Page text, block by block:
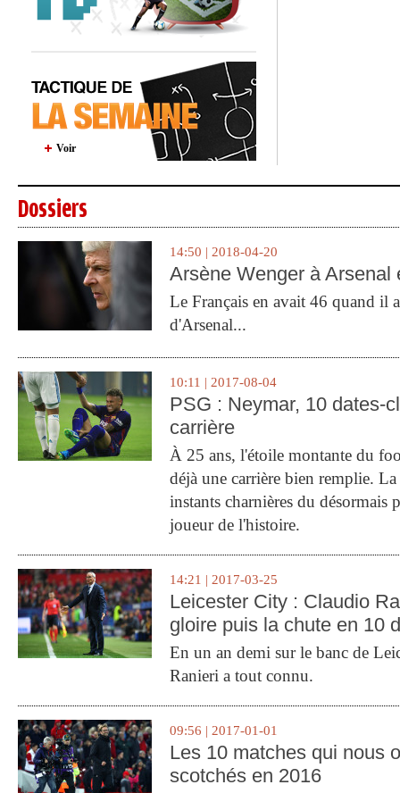
Voir
Dossiers
14:50 | 2018-04-20
Arsène Wenger à Arsenal
Le Français en avait 46 quand il
d'Arsenal...
10:11 | 2017-08-04
PSG : Neymar, 10 dates-
carrière
À 25 ans, l'étoile montante du
déjà une carrière bien remplie.
instants charnières du désormais
joueur de l'histoire.
14:21 | 2017-03-25
Leicester City : Claudio
gloire puis la chute en 10
En un an demi sur le banc de
Ranieri a tout connu.
09:56 | 2017-01-01
Les 10 matches qui nous
scotchés en 2016